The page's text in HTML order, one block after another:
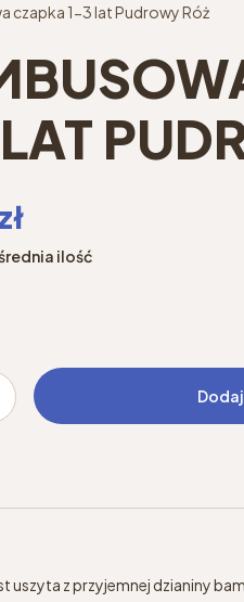
czapka 1-3 lat Pudrowy Róż
ilość
uszyta z przyjemnej dzianiny